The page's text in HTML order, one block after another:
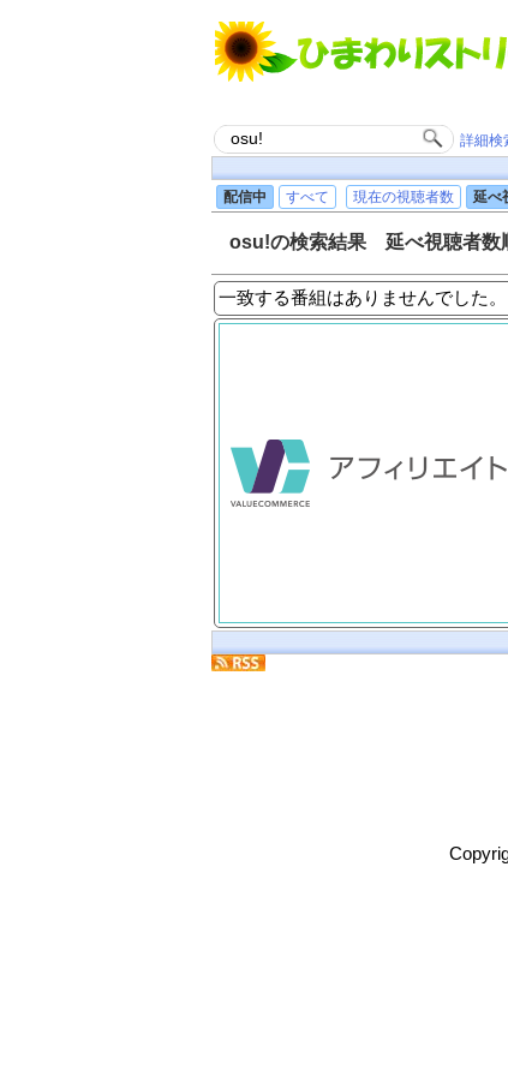
詳細検
配信中
すべて 現在の視聴者数 延べ
osu!の検索結果 延べ視聴者数
一致する番組はありませんでした。